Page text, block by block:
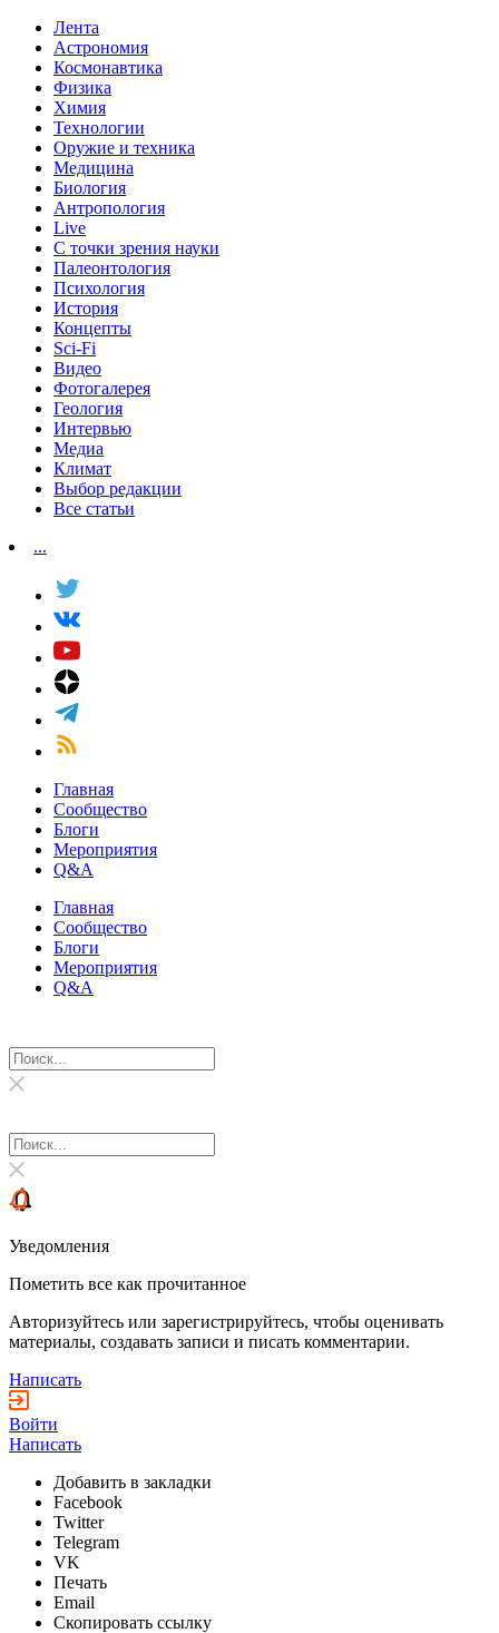
Лента
Астрономия
Космонавтика
Физика
Химия
Технологии
Оружие и техника
Медицина
Биология
Антропология
Live
С точки зрения науки
Палеонтология
Психология
История
Концепты
Sci-Fi
Видео
Фотогалерея
Геология
Интервью
Медиа
Климат
Выбор редакции
Все статьи
...
Главная
Сообщество
Блоги
Мероприятия
Q&A
Главная
Сообщество
Блоги
Мероприятия
Q&A
Уведомления
Пометить все как прочитанное
Авторизуйтесь или зарегистрируйтесь, чтобы оценивать
материалы, создавать записи и писать комментарии.
Написать
Войти
Написать
Добавить в закладки
Facebook
Twitter
Telegram
VK
Печать
Email
Скопировать ссылку